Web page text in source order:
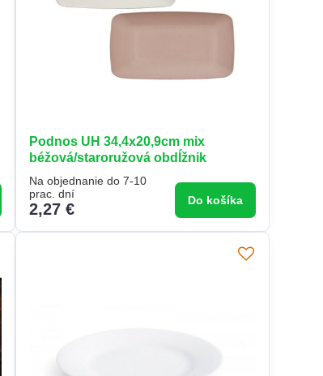
Podnos UH 34,4x20,9cm mix
béžová/staroružová obdĺžnik
Na objednanie do 7-10
prac. dní
2,27 € Do košíka